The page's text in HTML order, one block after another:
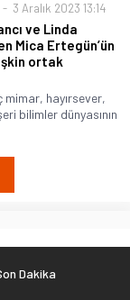
3 Aralık 2023 13:14
ve Linda
Mica Ertegün’ün
ortak
mimar, hayırsever,
bilimler dünyasının
Dakika